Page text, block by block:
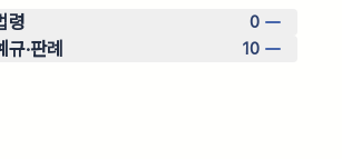
령 0
·판례 10